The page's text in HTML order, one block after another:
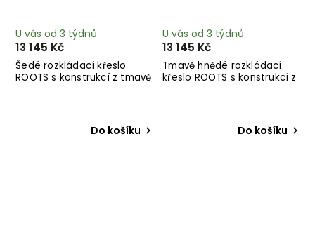
Šedé rozkládací křeslo
ROOTS s konstrukcí z tmavě
U vás od 3 týdnů
13 145 Kč
Do košíku
Tmavě hnědé rozkládací
křeslo ROOTS s konstrukcí z
U vás od 3 týdnů
13 145 Kč
Do košíku